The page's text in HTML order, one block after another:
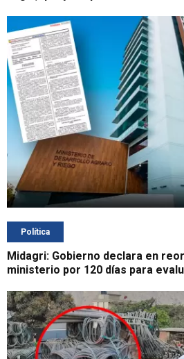
Política
Midagri: Gobierno declara en
ministerio por 120 días para